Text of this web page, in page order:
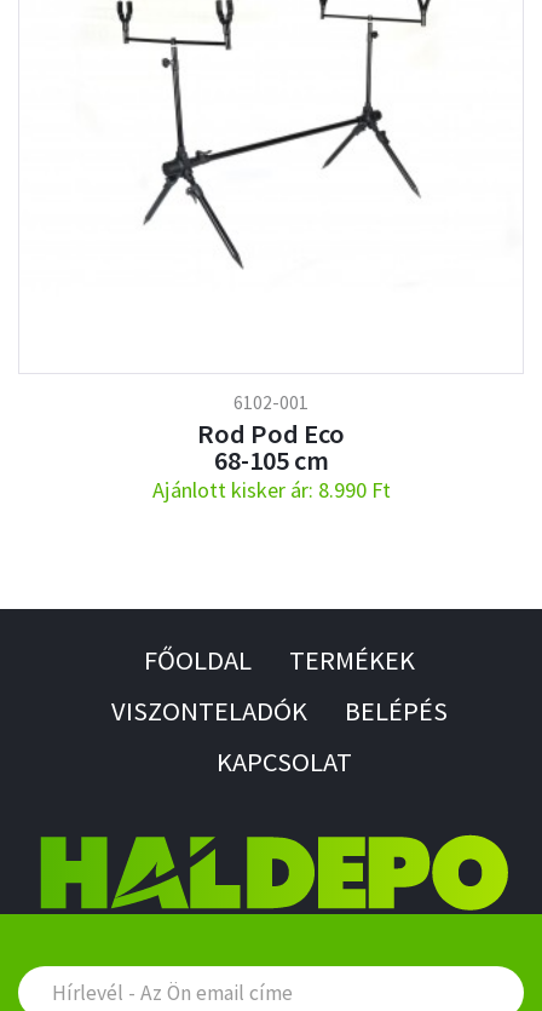
6102-001
Rod Pod Eco
68-105 cm
Ajánlott kisker ár: 8.990 Ft
FŐOLDAL
TERMÉKEK
VISZONTELADÓK
BELÉPÉS
KAPCSOLAT